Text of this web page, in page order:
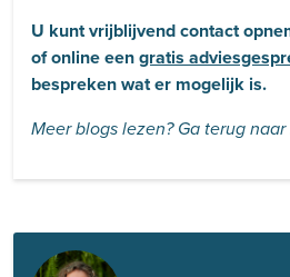
U kunt vrijblijvend contact
of online eengratis
bespreken wat er mogelijk is.
Meer blogs lezen? Ga terug